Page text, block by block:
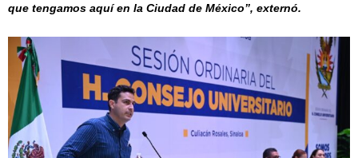
que tengamos aquí en la Ciudad de México”, externó.